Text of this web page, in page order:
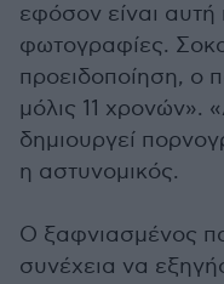
εφόσον είναι αυτή
φωτογραφίες.
προειδοποίηση, ο
μόλις 11 χρονών».
δημιουργεί
η αστυνομικός.
Ο ξαφνιασμένος
συνέχεια να